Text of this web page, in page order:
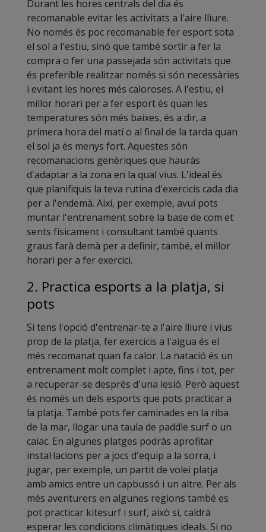
Durant les hores centrals del dia és
recomanable evitar les activitats a l'aire lliure.
No només és poc recomanable fer esport sota
el sol a l'estiu, sinó que també sortir a fer la
compra o fer una passejada són activitats que
és preferible realitzar només si són necessàries
i evitant les hores més caloroses. A l'estiu, el
millor horari per a fer esport és quan les
temperatures són més baixes, és a dir, a
primera hora del matí o al final de la tarda quan
el sol ja és menys fort. Aquestes són
recomanacions genèriques que hauràs
d'adaptar a la zona en la qual vius. L'ideal és
que planifiquis la teva rutina d'exercicis cada dia
per a l'endemà. Així, per exemple, avui pots
muntar l'entrenament sobre la base de com et
sents físicament i consultant també quants
graus farà demà per a definir, també, el millor
horari per a fer exercici.
2. Practica esports a la platja, si
pots
Si tens l'opció d'entrenar-te a l'aire lliure i vius
prop de la platja, fer exercicis a l'aigua és el
més recomanat quan fa calor. La natació és un
entrenament molt complet i apte, fins i tot, per
a recuperar-se després d'una lesió. Però aquest
és només un dels esports que pots practicar a
la platja. També pots fer caminades en la riba
de la mar, llogar una taula de paddle surf o un
caiac. En algunes platges podràs aprofitar
instal·lacions per a jocs d'equip a la sorra, i
jugar, per exemple, un partit de volei platja
amb amics entre un capbussó i un altre. Per als
més aventurers en algunes regions també es
pot practicar kitesurf i surf, això sí, caldrà
esperar les condicions climàtiques ideals. Si no